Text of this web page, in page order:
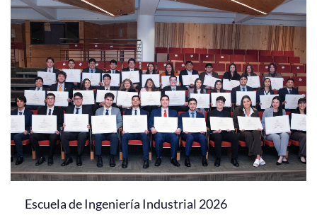
Escuela de Ingeniería Industrial 2026